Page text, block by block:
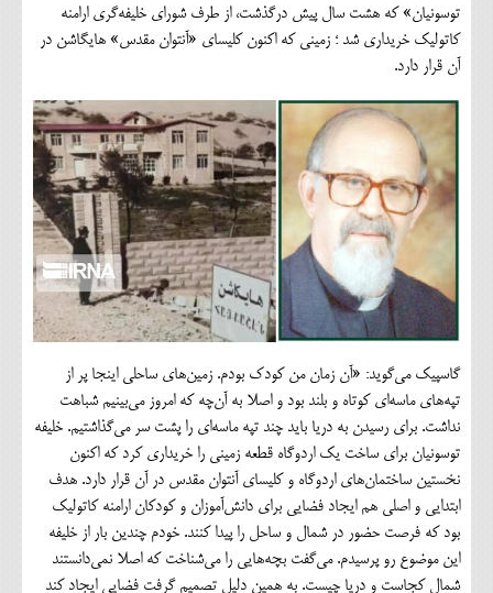
توسونیان» که هشت سال پیش درگذشت، از طرف شورای خلیفه‌گری ارامنه
کاتولیک خریداری شد ؛ زمینی که اکنون کلیسای «آنتوان مقدس» هایگاشن در
آن قرار دارد.
گاسپیک می‌گوید: «آن زمان من کودک بودم. زمین‌های ساحلی اینجا پر از
تپه‌های ماسه‌ای کوتاه و بلند بود و اصلا به آن‌چه که امروز می‌بینیم شباهت
نداشت. برای رسیدن به دریا باید چند تپه ماسه‌ای را پشت سر می‌گذاشتیم. خلیفه
توسونیان برای ساخت یک اردوگاه قطعه زمینی را خریداری کرد که اکنون
نخستین ساختمان‌های اردوگاه و کلیسای آنتوان مقدس در آن قرار دارد. هدف
ابتدایی و اصلی هم ایجاد فضایی برای دانش‌آموزان و کودکان ارامنه کاتولیک
بود که فرصت حضور در شمال و ساحل را پیدا کنند. خودم چندین بار از خلیفه
این موضوع رو پرسیدم. می‌گفت بچه‌هایی را می‌شناخت که اصلا نمی‌دانستند
شمال کجاست و دریا چیست. به همین دلیل تصمیم گرفت فضایی ایجاد کند